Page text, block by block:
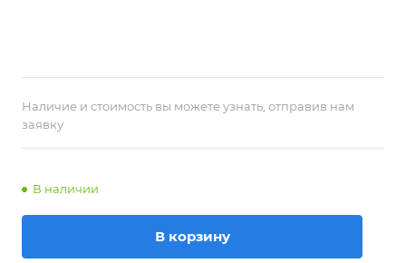
Наличие и стоимость вы можете узнать, отправив нам
заявку
В наличии
В корзину